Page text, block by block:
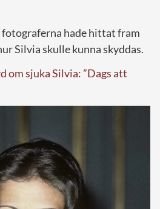
hade hittat fram
Silvia skulle kunna skyddas.
om sjuka Silvia: ”Dags att